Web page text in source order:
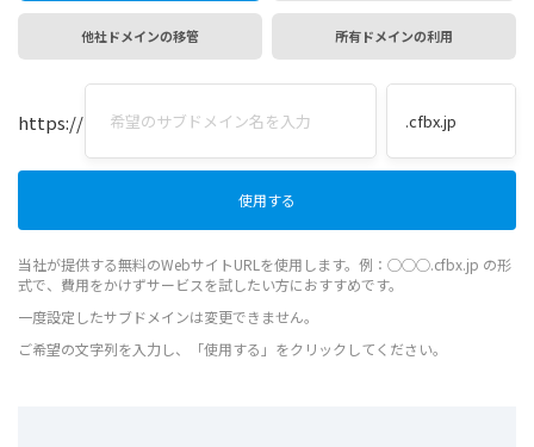
他社ドメインの移管 所有ドメインの利用
https://
当社が提供する無料のWebサイトURLを使用します。例：◯◯◯.cfbx.jp の形
式で、費用をかけずサービスを試したい方におすすめです。
一度設定したサブドメインは変更できません。
ご希望の文字列を入力し、「使用する」をクリックしてください。